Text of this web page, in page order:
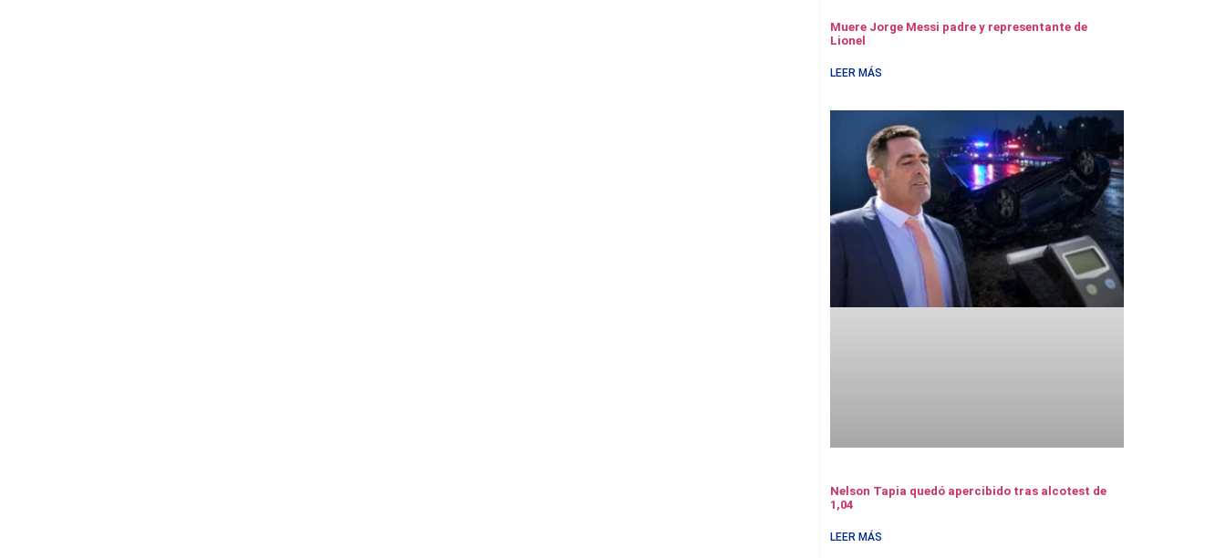
Muere Jorge Messi padre y representante de
Lionel
LEER MÁS
Nelson Tapia quedó apercibido tras alcotest de
1,04
LEER MÁS